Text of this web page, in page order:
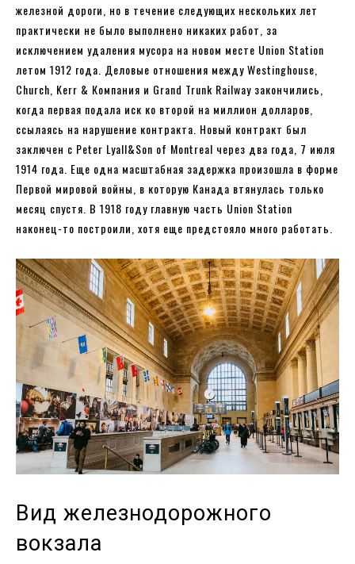
железной дороги, но в течение следующих нескольких лет
практически не было выполнено никаких работ, за
исключением удаления мусора на новом месте Union Station
летом 1912 года. Деловые отношения между Westinghouse,
Church, Kerr & Компания и Grand Trunk Railway закончились,
когда первая подала иск ко второй на миллион долларов,
ссылаясь на нарушение контракта. Новый контракт был
заключен с Peter Lyall&Son of Montreal через два года, 7 июля
1914 года. Еще одна масштабная задержка произошла в форме
Первой мировой войны, в которую Канада втянулась только
месяц спустя. В 1918 году главную часть Union Station
наконец-то построили, хотя еще предстояло много работать.
Вид железнодорожного
вокзала